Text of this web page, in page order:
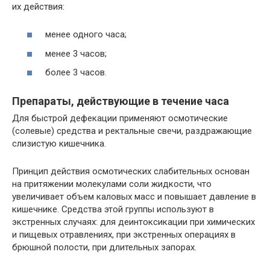
их действия:
менее одного часа;
менее 3 часов;
более 3 часов.
Препараты, действующие в течение часа
Для быстрой дефекации применяют осмотические
(солевые) средства и ректальные свечи, раздражающие
слизистую кишечника.
Принцип действия осмотических слабительных основан
на притяжении молекулами соли жидкости, что
увеличивает объем каловых масс и повышает давление в
кишечнике. Средства этой группы используют в
экстренных случаях: для деинтоксикации при химических
и пищевых отравлениях, при экстренных операциях в
брюшной полости, при длительных запорах.